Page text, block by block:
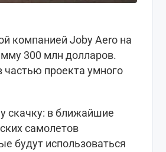
компанией Joby Aero на
300 млн долларов.
проекта умного
скачку: в ближайшие
самолетов
будут использоваться